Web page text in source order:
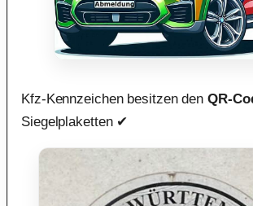
Kfz-Kennzeichen besitzen denQR-
Siegelplaketten ✔︎